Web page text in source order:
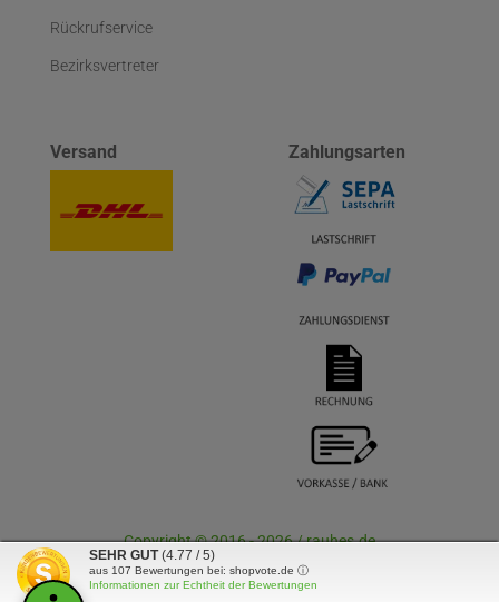
Rückrufservice
Bezirksvertreter
Versand Zahlungsarten
Copyright © 2016 - 2026 / rauhes.de
SEHR GUT (4.77 / 5)
aus 107 Bewertungen bei: shopvote.de ⓘ
Informationen zur Echtheit der Bewertungen